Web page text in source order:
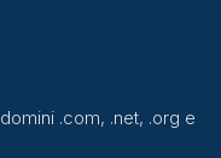
.com, .net, .org e